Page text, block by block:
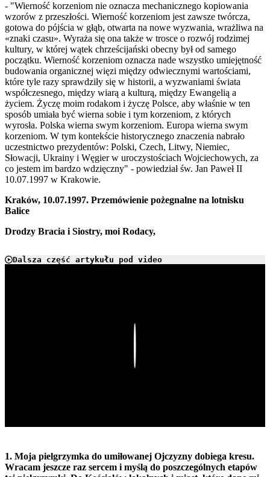
- "Wierność korzeniom nie oznacza mechanicznego kopiowania
wzorów z przeszłości. Wierność korzeniom jest zawsze twórcza,
gotowa do pójścia w głąb, otwarta na nowe wyzwania, wrażliwa na
«znaki czasu». Wyraża się ona także w trosce o rozwój rodzimej
kultury, w której wątek chrześcijański obecny był od samego
początku. Wierność korzeniom oznacza nade wszystko umiejętność
budowania organicznej więzi między odwiecznymi wartościami,
które tyle razy sprawdziły się w historii, a wyzwaniami świata
współczesnego, między wiarą a kulturą, między Ewangelią a
życiem. Życzę moim rodakom i życzę Polsce, aby właśnie w ten
sposób umiała być wierna sobie i tym korzeniom, z których
wyrosła. Polska wierna swym korzeniom. Europa wierna swym
korzeniom. W tym kontekście historycznego znaczenia nabrało
uczestnictwo prezydentów: Polski, Czech, Litwy, Niemiec,
Słowacji, Ukrainy i Węgier w uroczystościach Wojciechowych, za
co jestem im bardzo wdzięczny" - powiedział św. Jan Paweł II
10.07.1997 w Krakowie.
Kraków, 10.07.1997. Przemówienie pożegnalne na lotnisku
Balice
Drodzy Bracia i Siostry, moi Rodacy,
Dalsza część artykułu pod video
1. Moja pielgrzymka do umiłowanej Ojczyzny dobiega kresu.
Wracam jeszcze raz sercem i myślą do poszczególnych etapów